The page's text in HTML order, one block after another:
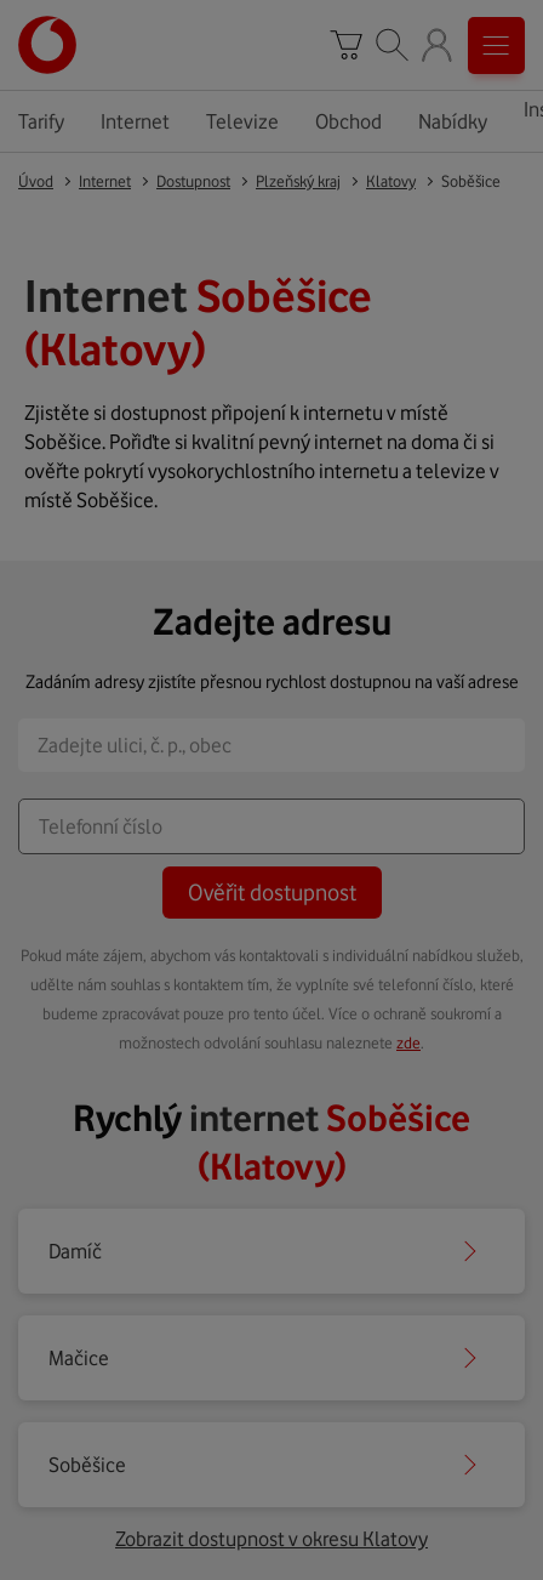
Tarify Internet Televize Obchod Nabídky
Úvod Internet Dostupnost Plzeňský kraj Klatovy Soběšice
Internet Soběšice
(Klatovy)
Zjistěte si dostupnost připojení k internetu v místě
Soběšice. Pořiďte si kvalitní pevný internet na doma či si
ověřte pokrytí vysokorychlostního internetu a televize v
místě Soběšice.
Zadejte adresu
Zadáním adresy zjistíte přesnou rychlost dostupnou na vaší adrese
Ověřit dostupnost
Pokud máte zájem, abychom vás kontaktovali s individuální nabídkou služeb,
udělte nám souhlas s kontaktem tím, že vyplníte své telefonní číslo, které
budeme zpracovávat pouze pro tento účel. Více o ochraně soukromí a
možnostech odvolání souhlasu naleznete zde
RychlýinternetSoběšice
(Klatovy)
Damíč
Mačice
Soběšice
Zobrazit dostupnost v okresu Klatovy